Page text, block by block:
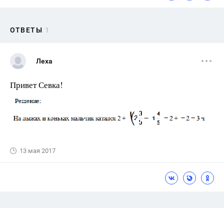
ОТВЕТЫ 1
Леха
Привет Севка!
13 мая 2017